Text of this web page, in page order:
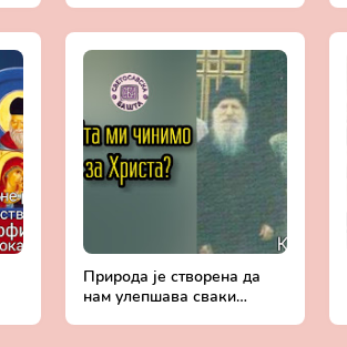
Природа је створена да
нам улепшава сваки